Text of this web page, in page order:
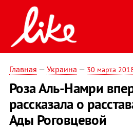
Главная — Украина — 30 марта
Роза Аль-Намри
рассказала о
Ады Роговцевой